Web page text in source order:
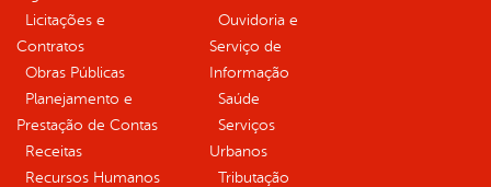
Licitações e
Contratos
Obras Públicas
Planejamento e
Prestação de Contas
Receitas
Recursos Humanos
Ouvidoria e
Serviço de
Informação
Saúde
Serviços
Urbanos
Tributação